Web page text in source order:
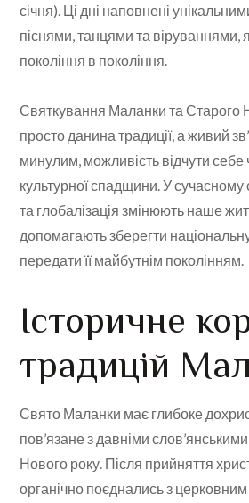
січня). Ці дні наповнені
піснями, танцями та віруваннями,
покоління в покоління.
Святкування Маланки та Старого
просто данина традиції, а живий
минулим, можливість відчути себе
культурної спадщини. У сучасному
та глобалізація змінюють наше
допомагають зберегти національну
передати її майбутнім поколінням.
Історичне
традицій
Свято Маланки має глибоке
пов’язане з давніми
Нового року. Після прийняття
органічно поєднались з